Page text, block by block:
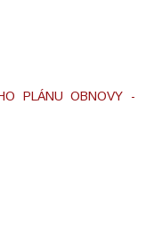
PLÁNU OBNOVY -